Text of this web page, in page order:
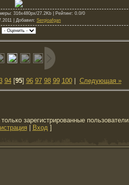
: 316x480px/27.2Kb | Рейтинг: 0.0/0
| Добавил: Sergioafgan
94[95] 96 97 98 99 100| Следующая »
зарегистрированные пользователи.
| Вход ]